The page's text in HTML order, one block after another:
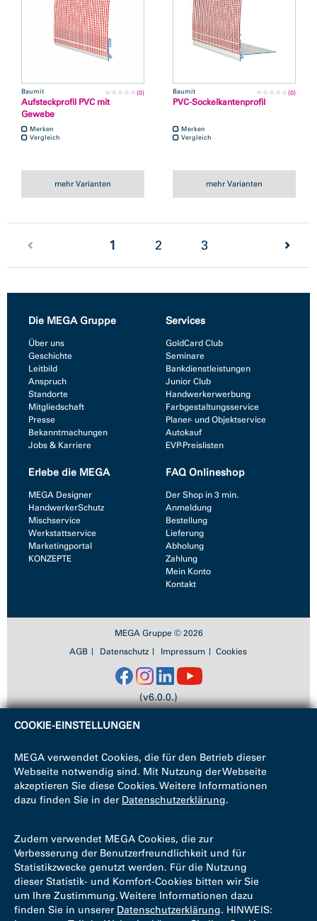
Baumit (0)
Aufsteckprofil PVC mit
Gewebe
Merken
Vergleich
mehr Varianten
Baumit (0)
PVC-Sockelkantenprofil
Merken
Vergleich
mehr Varianten
1 (current)
2 3
Die MEGA Gruppe
Über uns
Geschichte
Leitbild
Anspruch
Standorte
Mitgliedschaft
Presse
Bekanntmachungen
Jobs & Karriere
Services
GoldCard Club
Seminare
Bankdienstleistungen
Junior Club
Handwerkerwerbung
Farbgestaltungsservice
Planer- und Objektservice
Autokauf
EVP-Preislisten
Erlebe die MEGA
MEGA Designer
HandwerkerSchutz
Mischservice
Werkstattservice
Marketingportal
KONZEPTE
FAQ Onlineshop
Der Shop in 3 min.
Anmeldung
Bestellung
Lieferung
Abholung
Zahlung
Mein Konto
Kontakt
MEGA Gruppe © 2026
AGB
Datenschutz Impressum Cookies
(v6.0.0.)
COOKIE-EINSTELLUNGEN
MEGA verwendet Cookies, die für den Betrieb dieser
Webseite notwendig sind. Mit Nutzung der Webseite
akzeptieren Sie diese Cookies. Weitere Informationen
dazu finden Sie in der Datenschutzerklärung.
Zudem verwendet MEGA Cookies, die zur
Verbesserung der Benutzerfreundlichkeit und für
Statistikzwecke genutzt werden. Für die Nutzung
dieser Statistik- und Komfort-Cookies bitten wir Sie
um Ihre Zustimmung. Weitere Informationen dazu
finden Sie in unserer Datenschutzerklärung. HINWEIS: